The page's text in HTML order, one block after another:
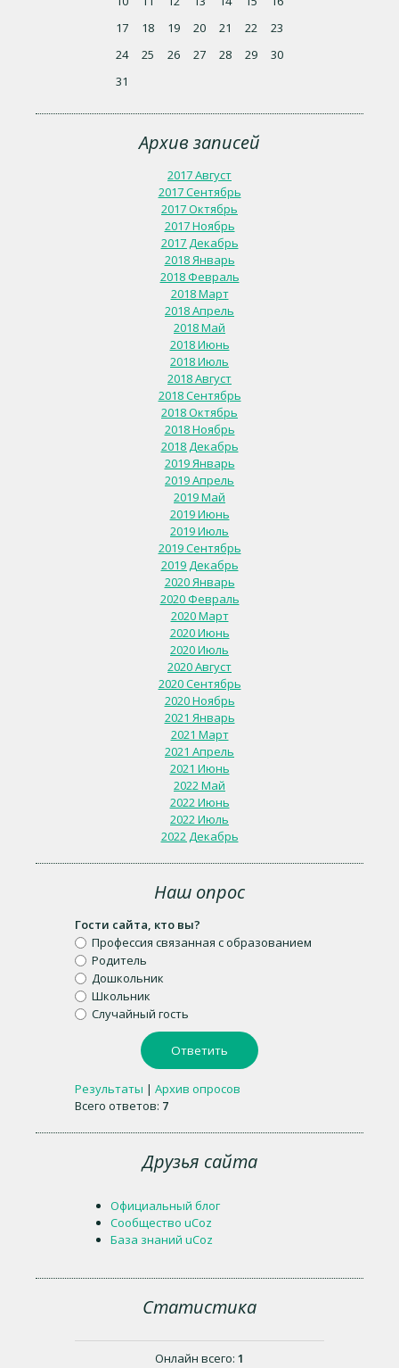
17
18 19 20 21 22
23
24
25 26 27 28 29
30
31
Архив записей
2017 Август
2017 Сентябрь
2017 Октябрь
2017 Ноябрь
2017 Декабрь
2018 Январь
2018 Февраль
2018 Март
2018 Апрель
2018 Май
2018 Июнь
2018 Июль
2018 Август
2018 Сентябрь
2018 Октябрь
2018 Ноябрь
2018 Декабрь
2019 Январь
2019 Апрель
2019 Май
2019 Июнь
2019 Июль
2019 Сентябрь
2019 Декабрь
2020 Январь
2020 Февраль
2020 Март
2020 Июнь
2020 Июль
2020 Август
2020 Сентябрь
2020 Ноябрь
2021 Январь
2021 Март
2021 Апрель
2021 Июнь
2022 Май
2022 Июнь
2022 Июль
2022 Декабрь
Наш опрос
Гости сайта, кто вы?
Профессия связанная с образованием
Родитель
Дошкольник
Школьник
Случайный гость
Результаты | Архив опросов
Всего ответов: 7
Друзья сайта
Официальный блог
Сообщество uCoz
База знаний uCoz
Статистика
Онлайн всего: 1